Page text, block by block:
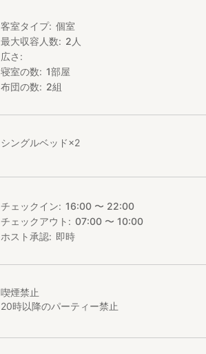
客室タイプ 個室
最大収容人数
2 人
広さ
寝室の数
1部屋
布団の数
2組
シングルベッド×2
チェックイン
16:00 〜 22:00
チェックアウト
07:00 〜 10:00
ホスト承認
即時
喫煙禁止
20時以降のパーティー禁止